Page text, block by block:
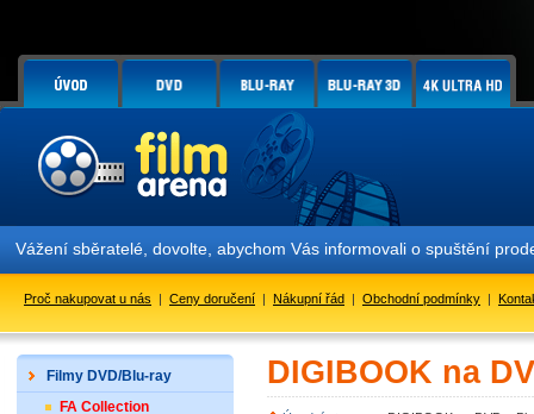
Vážení sběratelé, dovolte, abychom Vás informovali o spuštění
Proč nakupovat u nás | Ceny doručení | Nákupní řád | Obchodní podmínky |
Filmy DVD/Blu-ray
FA Collection
DIGIBOOK na